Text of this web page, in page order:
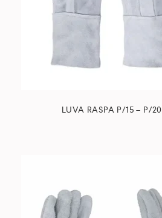
LUVA RASPA P/15 – P/20